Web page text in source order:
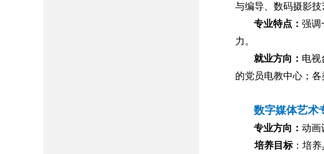
与编导、数码摄影
专业特点： 强调
力。
就业方向： 电视
的党员电教中心；
数字媒体艺术
专业方向： 动画
培养目标：培养